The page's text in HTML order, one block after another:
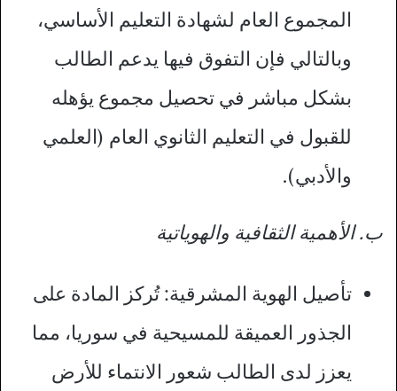
المجموع العام لشهادة التعليم الأساسي،
وبالتالي فإن التفوق فيها يدعم الطالب
بشكل مباشر في تحصيل مجموع يؤهله
للقبول في التعليم الثانوي العام (العلمي
والأدبي).
ب. الأهمية الثقافية والهوياتية
تأصيل الهوية المشرقية: تُركز المادة على
الجذور العميقة للمسيحية في سوريا، مما
يعزز لدى الطالب شعور الانتماء للأرض